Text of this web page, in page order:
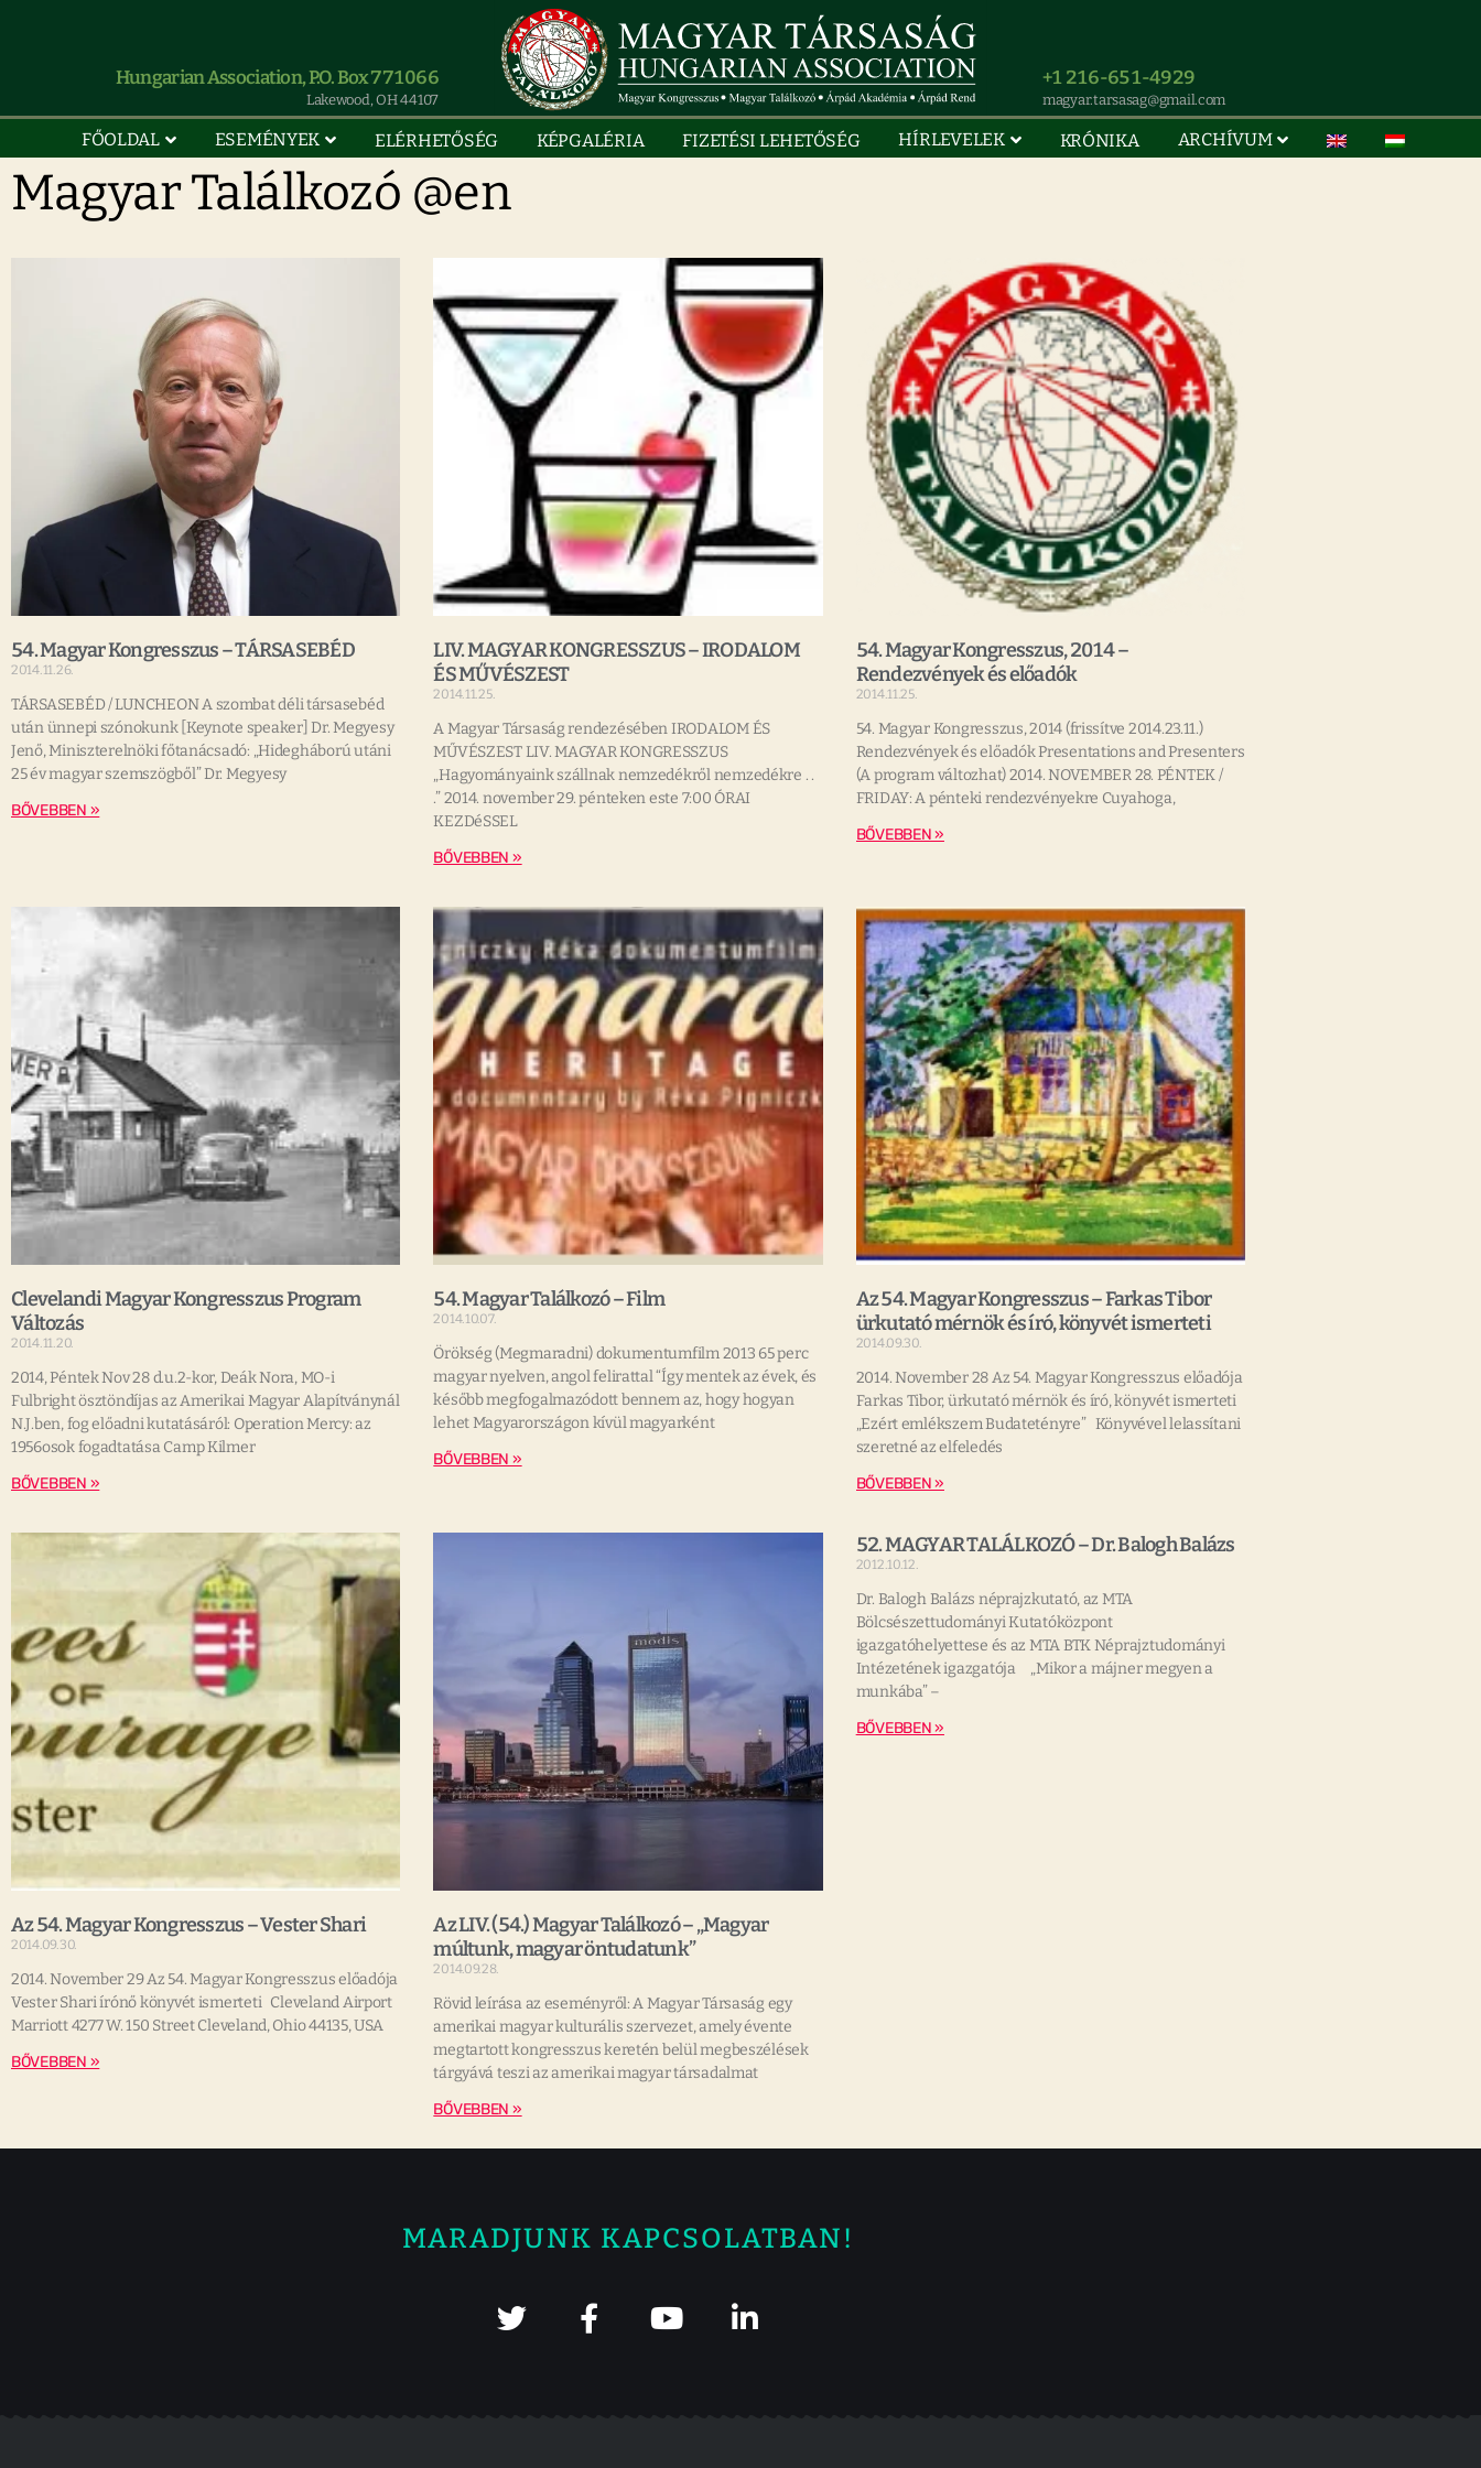
Hungarian Association, P.O. Box 771066
Lakewood, OH 44107
+1 216-651-4929
magyar.tarsasag@gmail.com
FŐOLDAL ESEMÉNYEK ELÉRHETŐSÉG KÉPGALÉRIA FIZETÉSI LEHETŐSÉG HÍRLEVELEK KRÓNIKA ARCHÍVUM
Magyar Találkozó @en
54. Magyar Kongresszus – TÁRSASEBÉD
2014.11.26.
TÁRSASEBÉD / LUNCHEON A szombat déli társasebéd
után ünnepi szónokunk [Keynote speaker] Dr. Megyesy
Jenő, Miniszterelnöki főtanácsadó: „Hidegháború utáni
25 év magyar szemszögből” Dr. Megyesy
BŐVEBBEN »
LIV. MAGYAR KONGRESSZUS – IRODALOM
ÉS MŰVÉSZEST
2014.11.25.
A Magyar Társaság rendezésében IRODALOM ÉS
MŰVÉSZEST LIV. MAGYAR KONGRESSZUS
„Hagyományaink szállnak nemzedékről nemzedékre . .
.” 2014. november 29. pénteken este 7:00 ÓRAI
KEZDéSSEL
BŐVEBBEN »
54. Magyar Kongresszus, 2014 –
Rendezvények és előadók
2014.11.25.
54. Magyar Kongresszus, 2014 (frissítve 2014.23.11.)
Rendezvények és előadók Presentations and Presenters
(A program változhat) 2014. NOVEMBER 28. PÉNTEK /
FRIDAY: A pénteki rendezvényekre Cuyahoga,
BŐVEBBEN »
Clevelandi Magyar Kongresszus Program
Változás
2014.11.20.
2014, Péntek Nov 28 d.u.2-kor, Deák Nora, MO-i
Fulbright ösztöndíjas az Amerikai Magyar Alapítványnál
N.J.ben, fog előadni kutatásáról: Operation Mercy: az
1956osok fogadtatása Camp Kilmer
BŐVEBBEN »
54. Magyar Találkozó – Film
2014.10.07.
Örökség (Megmaradni) dokumentumfilm 2013 65 perc
magyar nyelven, angol felirattal “Így mentek az évek, és
később megfogalmazódott bennem az, hogy hogyan
lehet Magyarországon kívül magyarként
BŐVEBBEN »
Az 54. Magyar Kongresszus – Farkas Tibor
ürkutató mérnök és író, könyvét ismerteti
2014.09.30.
2014. November 28 Az 54. Magyar Kongresszus előadója
Farkas Tibor, ürkutató mérnök és író, könyvét ismerteti
„Ezért emlékszem Budatetényre” Könyvével lelassítani
szeretné az elfeledés
BŐVEBBEN »
Az 54. Magyar Kongresszus – Vester Shari
2014.09.30.
2014. November 29 Az 54. Magyar Kongresszus előadója
Vester Shari írónő könyvét ismerteti Cleveland Airport
Marriott 4277 W. 150 Street Cleveland, Ohio 44135, USA
BŐVEBBEN »
Az LIV. (54.) Magyar Találkozó – „Magyar
múltunk, magyar öntudatunk”
2014.09.28.
Rövid leírása az eseményről: A Magyar Társaság egy
amerikai magyar kulturális szervezet, amely évente
megtartott kongresszus keretén belül megbeszélések
tárgyává teszi az amerikai magyar társadalmat
BŐVEBBEN »
52. MAGYAR TALÁLKOZÓ – Dr. Balogh Balázs
2012.10.12.
Dr. Balogh Balázs néprajzkutató, az MTA
Bölcsészettudományi Kutatóközpont
igazgatóhelyettese és az MTA BTK Néprajztudományi
Intézetének igazgatója „Mikor a májner megyen a
munkába” –
BŐVEBBEN »
MARADJUNK KAPCSOLATBAN!